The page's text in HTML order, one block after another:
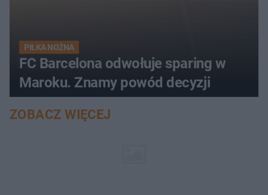
PIŁKA NOŻNA
FC Barcelona odwołuje sparing w
Maroku. Znamy powód decyzji
ZOBACZ WIĘCEJ